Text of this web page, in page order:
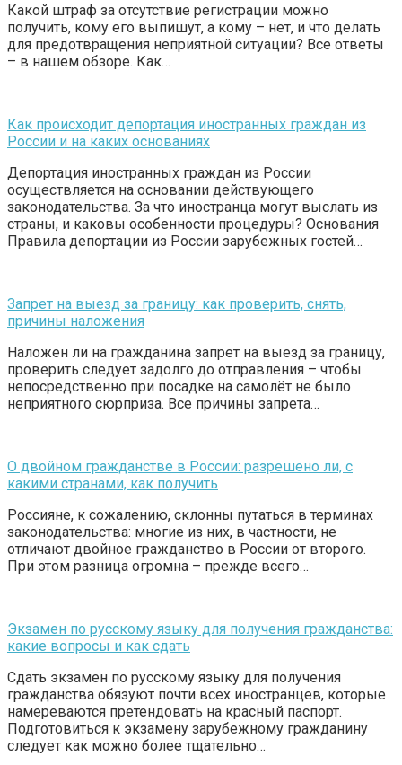
Какой штраф за отсутствие регистрации можно
получить, кому его выпишут, а кому – нет, и что делать
для предотвращения неприятной ситуации? Все ответы
– в нашем обзоре. Как…
Как происходит депортация иностранных граждан из
России и на каких основаниях
Депортация иностранных граждан из России
осуществляется на основании действующего
законодательства. За что иностранца могут выслать из
страны, и каковы особенности процедуры? Основания
Правила депортации из России зарубежных гостей…
Запрет на выезд за границу: как проверить, снять,
причины наложения
Наложен ли на гражданина запрет на выезд за границу,
проверить следует задолго до отправления – чтобы
непосредственно при посадке на самолёт не было
неприятного сюрприза. Все причины запрета…
О двойном гражданстве в России: разрешено ли, с
какими странами, как получить
Россияне, к сожалению, склонны путаться в терминах
законодательства: многие из них, в частности, не
отличают двойное гражданство в России от второго.
При этом разница огромна – прежде всего…
Экзамен по русскому языку для получения гражданства:
какие вопросы и как сдать
Сдать экзамен по русскому языку для получения
гражданства обязуют почти всех иностранцев, которые
намереваются претендовать на красный паспорт.
Подготовиться к экзамену зарубежному гражданину
следует как можно более тщательно…